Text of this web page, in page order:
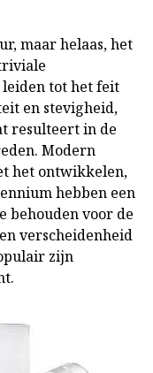
maar helaas, het
tot het feit
en stevigheid,
resulteert in de
Modern
het ontwikkelen,
hebben een
behouden voor de
verscheidenheid
zijn